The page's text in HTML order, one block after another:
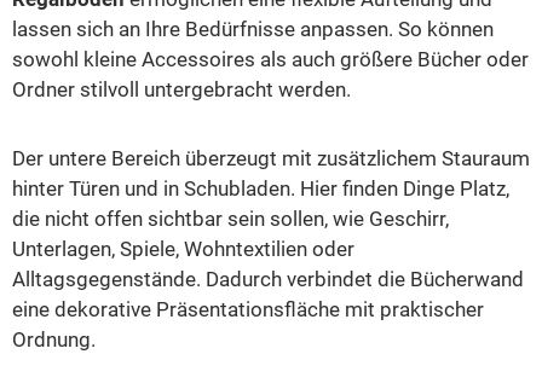
lassen sich an Ihre Bedürfnisse anpassen. So können
sowohl kleine Accessoires als auch größere Bücher oder
Ordner stilvoll untergebracht werden.
Der untere Bereich überzeugt mit zusätzlichem Stauraum
hinter Türen und in Schubladen. Hier finden Dinge Platz,
die nicht offen sichtbar sein sollen, wie Geschirr,
Unterlagen, Spiele, Wohntextilien oder
Alltagsgegenstände. Dadurch verbindet die Bücherwand
eine dekorative Präsentationsfläche mit praktischer
Ordnung.